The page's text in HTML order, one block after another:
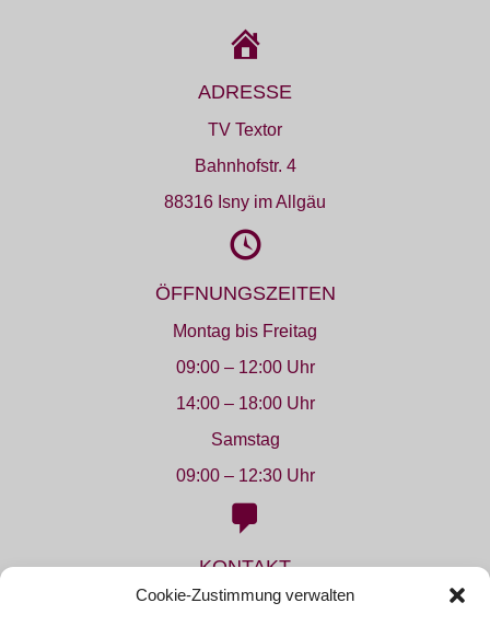
Cookie-Zustimmung verwalten
ADRESSE
TV Textor
Bahnhofstr. 4
88316 Isny im Allgäu
ÖFFNUNGSZEITEN
Montag bis Freitag
09:00 – 12:00 Uhr
14:00 – 18:00 Uhr
Samstag
09:00 – 12:30 Uhr
KONTAKT
Telefon: 07562 - 22 45